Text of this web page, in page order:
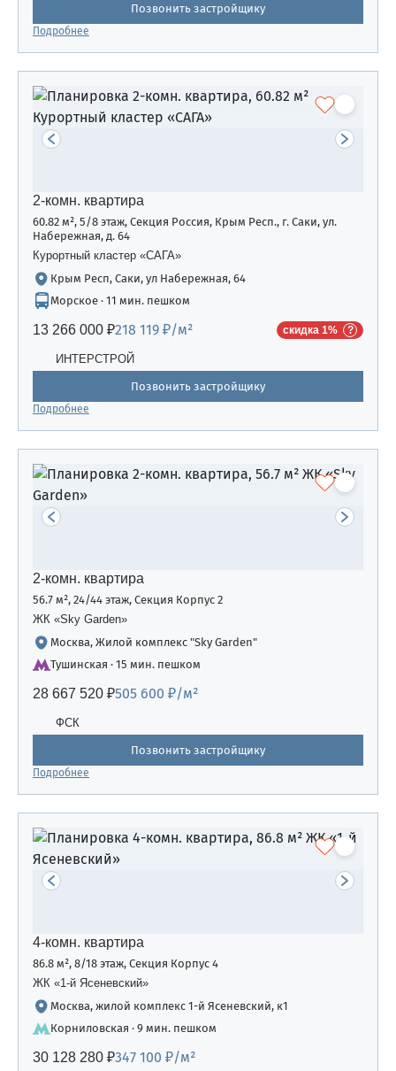
Позвонить застройщику
Подробнее
2-комн. квартира
60.82 м², 5/8 этаж, Секция Россия, Крым Респ., г. Саки, ул.
Набережная, д. 64
Курортный кластер «САГА»
Крым Респ, Саки, ул Набережная, 64
Морское · 11 мин. пешком
13 266 000 ₽218 119 ₽/м² скидка 1%
ИНТЕРСТРОЙ
Позвонить застройщику
Подробнее
2-комн. квартира
56.7 м², 24/44 этаж, Секция Корпус 2
ЖК «Sky Garden»
Москва, Жилой комплекс "Sky Garden"
Тушинская · 15 мин. пешком
28 667 520 ₽505 600 ₽/м²
ФСК
Позвонить застройщику
Подробнее
4-комн. квартира
86.8 м², 8/18 этаж, Секция Корпус 4
ЖК «1-й Ясеневский»
Москва, жилой комплекс 1-й Ясеневский, к1
Корниловская · 9 мин. пешком
30 128 280 ₽347 100 ₽/м²